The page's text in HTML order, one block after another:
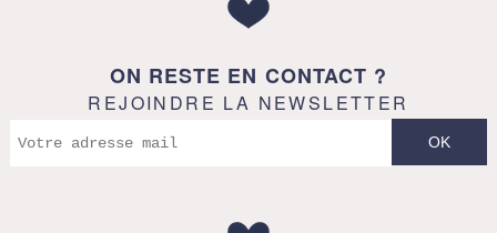
ON RESTE EN CONTACT ?
REJOINDRE LA NEWSLETTER